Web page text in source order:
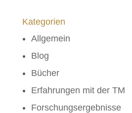
Kategorien
Allgemein
Blog
Bücher
Erfahrungen mit der TM
Forschungsergebnisse